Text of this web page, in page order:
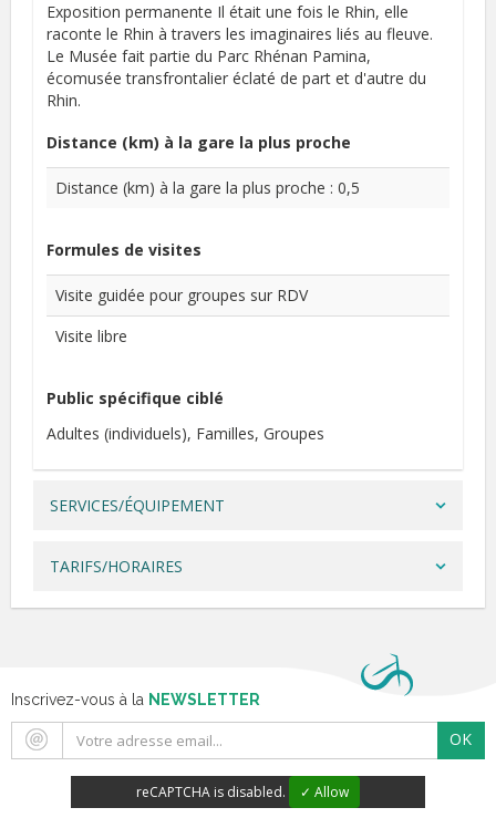
Exposition permanente Il était une fois le Rhin, elle
raconte le Rhin à travers les imaginaires liés au fleuve.
Le Musée fait partie du Parc Rhénan Pamina,
écomusée transfrontalier éclaté de part et d'autre du
Rhin.
Distance (km) à la gare la plus proche
Distance (km) à la gare la plus proche : 0,5
Formules de visites
Visite guidée pour groupes sur RDV
Visite libre
Public spécifique ciblé
Adultes (individuels) Familles Groupes
SERVICES/ÉQUIPEMENT
TARIFS/HORAIRES
Inscrivez-vous à la NEWSLETTER
OK
reCAPTCHA is disabled.
✓ Allow